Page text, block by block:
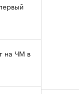
на ЧМ в